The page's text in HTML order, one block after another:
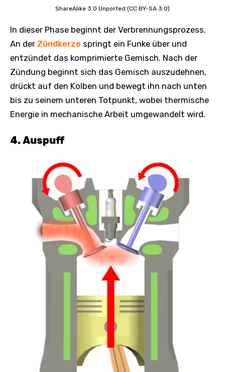
ShareAlike 3.0 Unported (CC BY-SA 3.0)
In dieser Phase beginnt der Verbrennungsprozess.
An der Zündkerze springt ein Funke über und
entzündet das komprimierte Gemisch. Nach der
Zündung beginnt sich das Gemisch auszudehnen,
drückt auf den Kolben und bewegt ihn nach unten
bis zu seinem unteren Totpunkt, wobei thermische
Energie in mechanische Arbeit umgewandelt wird.
4. Auspuff